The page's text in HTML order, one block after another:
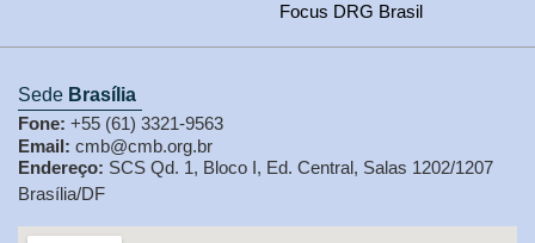
Focus DRG Brasil
Sede Brasília
Fone: +55 (61) 3321-9563
Email: cmb@cmb.org.br
Endereço: SCS Qd. 1, Bloco I, Ed. Central, Salas 1202/1207
Brasília/DF